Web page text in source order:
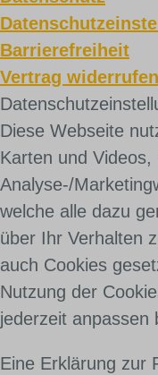
Barrierefreiheit
Vertrag widerrufen
Diese Webseite
Karten und
Analyse-/
welche alle dazu
über Ihr Verhalten
auch Cookies
Nutzung der
jederzeit anpassen
Eine Erklärung zur